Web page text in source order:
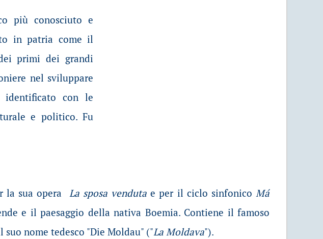
più conosciuto e
in patria come il
primi dei grandi
nel sviluppare
identificato con le
e politico. Fu
la sua opera La sposa venduta e per il ciclo sinfonicoMá
e il paesaggio della nativa Boemia. Contiene il famoso
nome tedesco "Die Moldau" ("La Moldava").